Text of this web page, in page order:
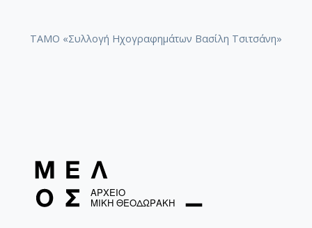
ΤΑΜΟ «Συλλογή Ηχογραφημάτων Βασίλη Τσιτσάνη»